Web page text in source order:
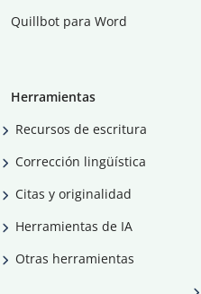
Quillbot para Word
Herramientas
Recursos de escritura
Corrección lingüística
Citas y originalidad
Herramientas de IA
Otras herramientas